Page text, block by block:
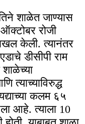
शाळेत जाण्यास
रोजी
केली. त्यानंतर
डीसीपी राम
त्याच्याविरुद्ध
कलम ६५
आहे. त्याला 10